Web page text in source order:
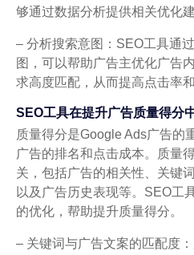
够通过数据分析提供相关优化建
– 分析搜索意图：SEO工具通
图，可以帮助广告主优化广告
求高度匹配，从而提高点击率和
SEO工具在提升广告质量得分
质量得分是Google Ads广告的
广告的排名和点击成本。质量
关，包括广告的相关性、关键
以及广告历史表现等。SEO工
的优化，帮助提升质量得分。
– 关键词与广告文案的匹配度